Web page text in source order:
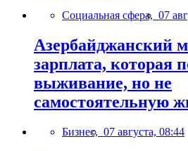
Социальная сфера, 07
Азербайджанский
зарплата, которая
выживание, но не
самостоятельную
Бизнес, 07 августа, 08:44